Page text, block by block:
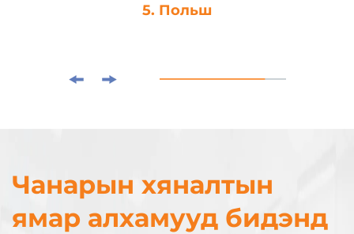
5. Польш
Чанарын хяналтын
ямар алхамууд бидэнд